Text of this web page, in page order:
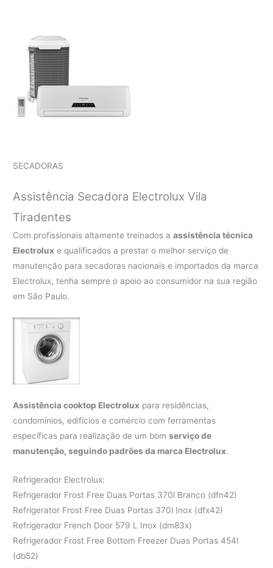
SECADORAS
Assistência Secadora Electrolux Vila
Tiradentes
Com profissionais altamente treinados aassistência técnica
Electrolux e qualificados a prestar o melhor serviço de
manutenção para secadoras nacionais e importados da marca
Electrolux, tenha sempre o apoio ao consumidor na sua região
em São Paulo.
Assistência cooktop Electrolux para residências,
condomínios, edifícios e comércio com ferramentas
específicas para realização de um bomserviço de
manutenção, seguindo padrões da marca Electrolux.
Refrigerador Electrolux:
Refrigerador Frost Free Duas Portas 370l Branco (dfn42)
Refrigerator Frost Free Duas Portas 370l Inox (dfx42)
Refrigerador French Door 579 L Inox (dm83x)
Refrigerador Frost Free Bottom Freezer Duas Portas 454l
(db52)